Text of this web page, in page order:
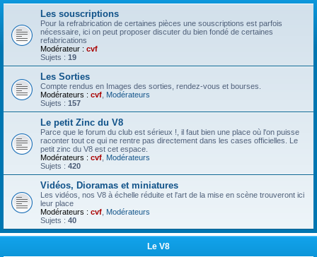
Les souscriptions
Pour la refrabrication de certaines pièces une souscriptions est parfois
nécessaire, ici on peut proposer discuter du bien fondé de certaines
refabrications
Modérateur : cvf
Sujets : 19
Les Sorties
Compte rendus en Images des sorties, rendez-vous et bourses.
Modérateurs : cvf Modérateurs
Sujets : 157
Le petit Zinc du V8
Parce que le forum du club est sérieux !, il faut bien une place où l'on puisse
raconter tout ce qui ne rentre pas directement dans les cases officielles. Le
petit zinc du V8 est cet espace.
Modérateurs : cvf Modérateurs
Sujets : 420
Vidéos, Dioramas et miniatures
Les vidéos, nos V8 à échelle réduite et l'art de la mise en scène trouveront ici
leur place
Modérateurs : cvf Modérateurs
Sujets : 40
Le V8